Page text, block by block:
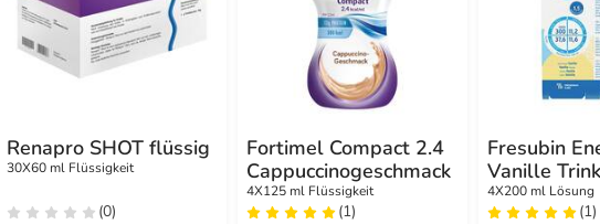
Renapro SHOT flüssig
30X60 ml Flüssigkeit
(0)
Fortimel Compact 2.4
Cappuccinogeschmack
4X125 ml Flüssigkeit
(1)
Fresubin
Vanille
4X200 ml Lösung
(1)